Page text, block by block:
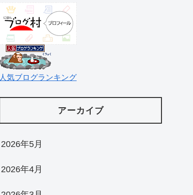
人気ブログランキング
アーカイブ
2026年5月
2026年4月